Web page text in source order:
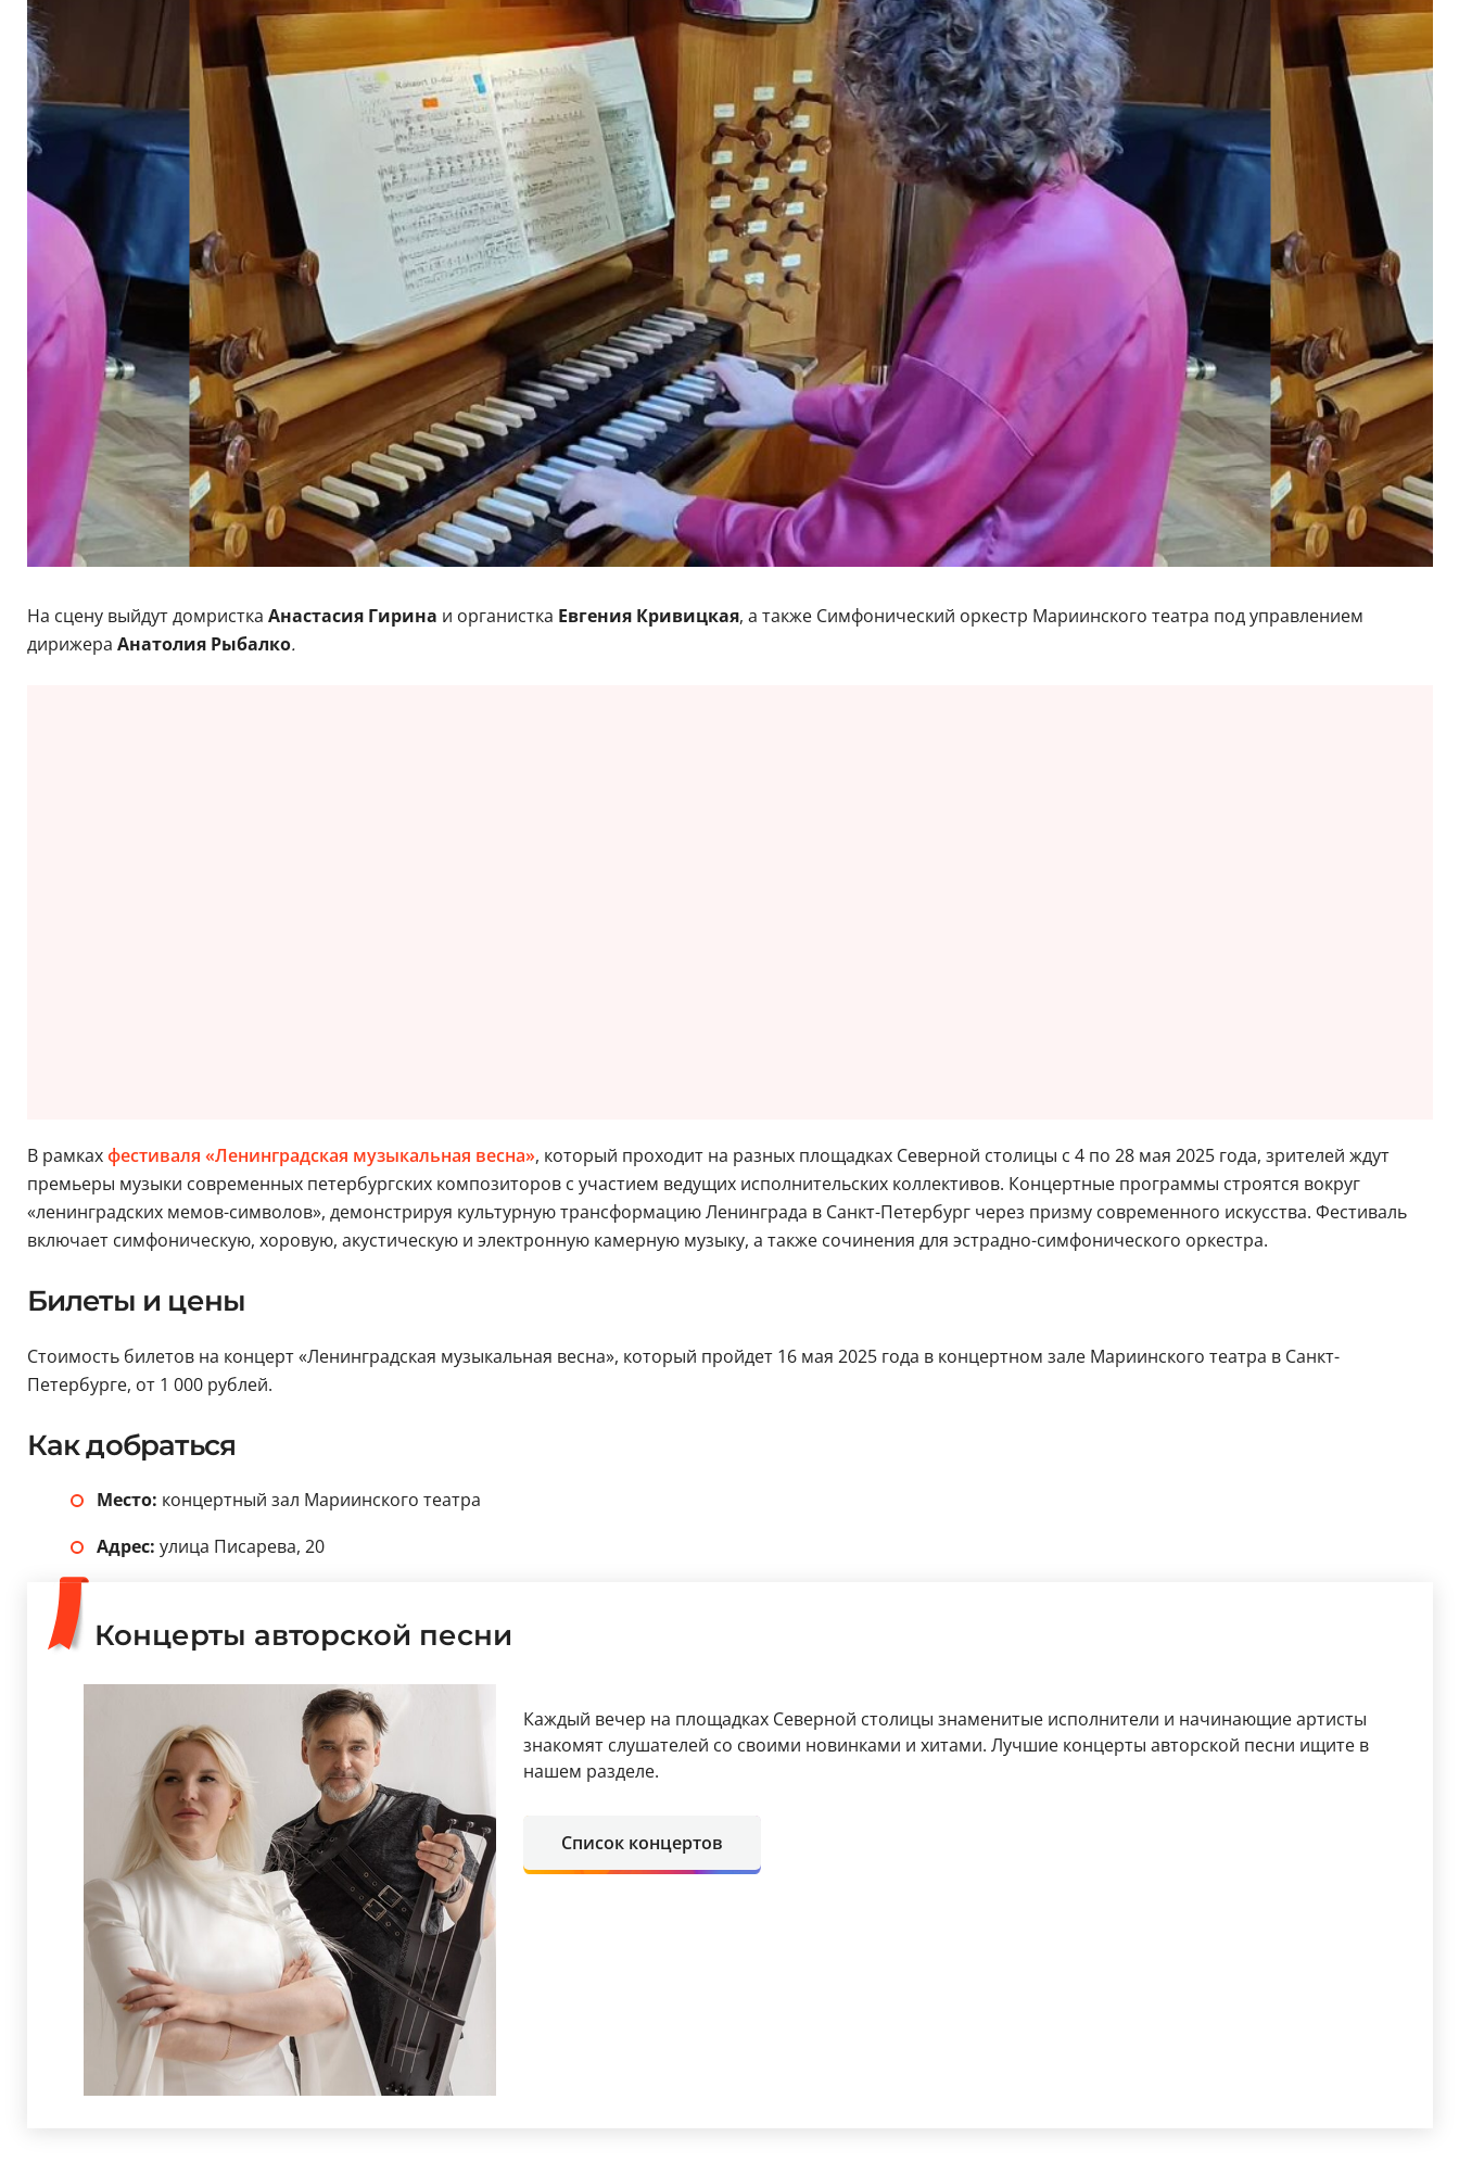
На сцену выйдут домристка Анастасия Гирина и органистка Евгения Кривицкая, а также Симфонический оркестр Мариинского театра под управлением
дирижера Анатолия Рыбалко.
В рамкахфестиваля «Ленинградская музыкальная весна», который проходит на разных площадках Северной столицы с 4 по 28 мая 2025 года, зрителей ждут
премьеры музыки современных петербургских композиторов с участием ведущих исполнительских коллективов. Концертные программы строятся вокруг
«ленинградских мемов-символов», демонстрируя культурную трансформацию Ленинграда в Санкт-Петербург через призму современного искусства. Фестиваль
включает симфоническую, хоровую, акустическую и электронную камерную музыку, а также сочинения для эстрадно-симфонического оркестра.
Билеты и цены
Стоимость билетов на концерт «Ленинградская музыкальная весна», который пройдет 16 мая 2025 года в концертном зале Мариинского театра в Санкт-
Петербурге, от 1 000 рублей.
Как добраться
Место: концертный зал Мариинского театра
Адрес: улица Писарева, 20
Концерты авторской песни
Каждый вечер на площадках Северной столицы знаменитые исполнители и начинающие артисты
знакомят слушателей со своими новинками и хитами. Лучшие концерты авторской песни ищите в
нашем разделе.
Список концертов